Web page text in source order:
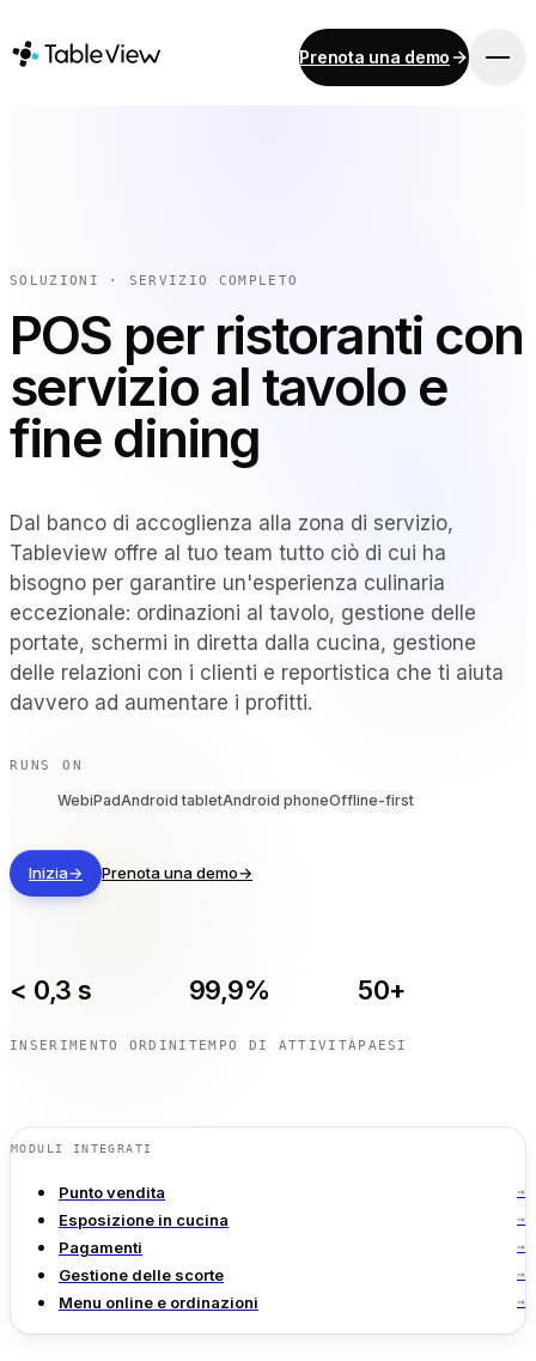
Prenota una demo
Contabilità
Approvvigionamento
Menu online e ordinazioni da dispositivo mobile
Instant Site
PER TIPO DI STRUTTURA
Ristoranti con servizio completo
Ristoranti informali e bistrot
Bar e discoteche
Hotel e resort
CONFRONTA
Tableview contro Toast
Tableview contro Square
RISORSE
Blog
Aggiornamenti sui prodotti
Sicurezza dei dati
INIZIA
SOLUZIONI · SERVIZIO COMPLETO
POS per ristoranti con
servizio al tavolo e
fine dining
Dal banco di accoglienza alla zona di servizio,
Tableview offre al tuo team tutto ciò di cui ha
bisogno per garantire un'esperienza culinaria
eccezionale: ordinazioni al tavolo, gestione delle
portate, schermi in diretta dalla cucina, gestione
delle relazioni con i clienti e reportistica che ti aiuta
davvero ad aumentare i profitti.
RUNS ON
WebiPadAndroid tabletAndroid phoneOffline-first
Inizia→ Prenota una demo→
< 0,3 s
INSERIMENTO ORDINI
99,9%
TEMPO DI ATTIVITÀ
50+
PAESI
MODULI INTEGRATI
Punto vendita →
Esposizione in cucina →
Pagamenti →
Gestione delle scorte →
Menu online e ordinazioni →